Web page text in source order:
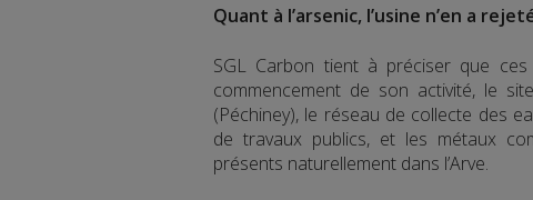
Quant à l’arsenic, l’usine n’en a
SGL Carbon tient à préciser que
commencement de son activité, le
(Péchiney), le réseau de collecte des
de travaux publics, et les métaux
présents naturellement dans l’Arve.